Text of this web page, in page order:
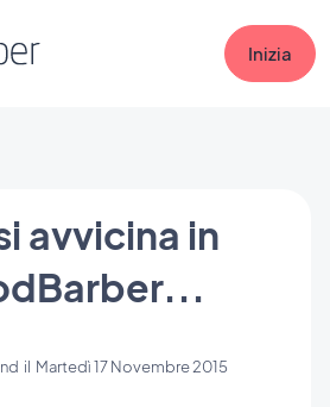
Inizia
avvicina in
il Martedì 17 Novembre 2015